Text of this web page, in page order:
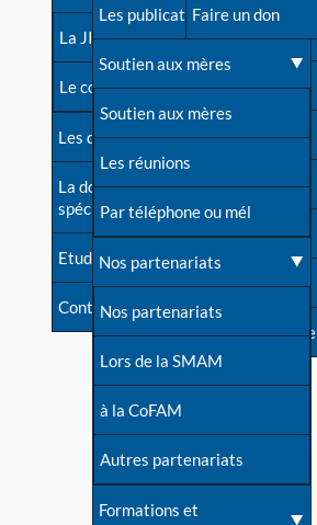
Les débuts
Une difficulté d'allaitement ?
Cas particuliers
Mythes et vérités
Devenir animatrice ?
Une question sur le site
La JIA
Le congrès
Les dossiers de l'allaitement
La documentation
spécialisée
Etudes récentes
Contact
Répertoire de tous les
contacts
Contact presse
Dossier de presse
Soutenir LLL
Livre d'or
Forum
S'inscrire à nos
Les publications
Soutien aux mères
Soutien aux mères
Les réunions
Par téléphone ou mél
Nos partenariats
Nos partenariats
Lors de la SMAM
à la CoFAM
Autres partenariats
Formations et
Faire un don